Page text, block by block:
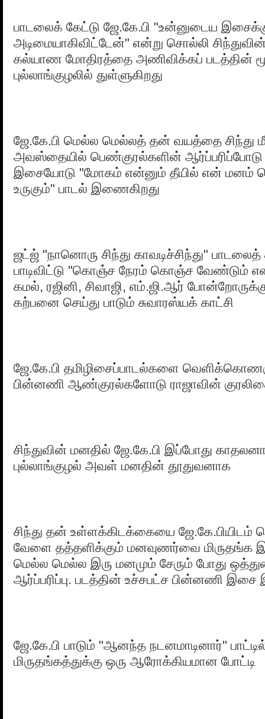
பாடலைக் கேட்டு ஜே.கே.பி "உன்னுடைய
அடிமையாகிவிட்டேன்" என்று சொல்லி
கல்யாண மோதிரத்தை அணிவிக்கப் படத்தின்
புல்லாங்குழலில் துள்ளுகிறது
ஜே.கே.பி மெல்ல மெல்லத் தன் வயத்தை சிந்து
அவஸ்தையில் பெண்குரல்களின் ஆர்ப்பரிப்போடு
இசையோடு "மோகம் என்னும் தீயில் என் மனம்
உருகும்" பாடல் இணைகிறது
ஜட்ஜ் "நானொரு சிந்து காவடிச்சிந்து" பாடலைத்
பாடிவிட்டு "கொஞ்ச நேரம் கொஞ்ச வேண்டும்
கமல், ரஜினி, சிவாஜி, எம்.ஜி.ஆர்
கற்பனை செய்து பாடும் சுவாரஸ்யக் காட்சி
ஜே.கே.பி தமிழிசைப்பாடல்களை
பின்னணி ஆண்குரல்களோடு ராஜாவின்
சிந்துவின் மனதில் ஜே.கே.பி இப்போது
புல்லாங்குழல் அவள் மனதின் தூதுவனாக
சிந்து தன் உள்ளக்கிடக்கையை
வேளை தத்தளிக்கும் மனவுணர்வை மிருதங்க
மெல்ல மெல்ல இரு மனமும் சேரும் போது
ஆர்ப்பரிப்பு. படத்தின் உச்சபட்ச பின்னணி இசை
ஜே.கே.பி பாடும் "ஆனந்த நடனமாடினார்"
மிருதங்கத்துக்கு ஒரு ஆரோக்கியமான போட்டி